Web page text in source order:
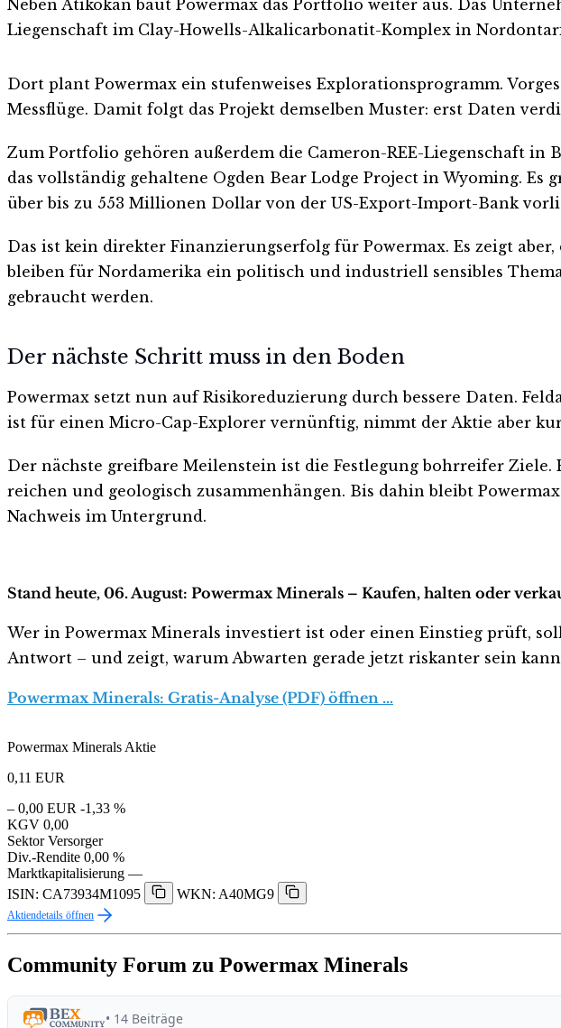
Neben Atikokan baut Powermax das Portfolio weiter aus. Das
Liegenschaft im Clay-Howells-Alkalicarbonatit-Komplex in
Dort plant Powermax ein stufenweises Explorationsprogramm.
Messflüge. Damit folgt das Projekt demselben Muster: erst Daten
Zum Portfolio gehören außerdem die Cameron-REE-Liegenschaft
das vollständig gehaltene Ogden Bear Lodge Project in Wyoming.
über bis zu 553 Millionen Dollar von der US-Export-Import-Bank
Das ist kein direkter Finanzierungserfolg für Powermax. Es zeigt
bleiben für Nordamerika ein politisch und industriell sensibles
gebraucht werden.
Der nächste Schritt muss in den Boden
Powermax setzt nun auf Risikoreduzierung durch bessere Daten.
ist für einen Micro-Cap-Explorer vernünftig, nimmt der Aktie aber
Der nächste greifbare Meilenstein ist die Festlegung bohrreifer
reichen und geologisch zusammenhängen. Bis dahin bleibt
Nachweis im Untergrund.
Stand heute, 06. August: Powermax Minerals – Kaufen, halten oder
Wer in Powermax Minerals investiert ist oder einen Einstieg prüft,
Antwort – und zeigt, warum Abwarten gerade jetzt riskanter sein
Powermax Minerals: Gratis-Analyse (PDF) öffnen …
Powermax Minerals Aktie
0,11 EUR
– 0,00 EUR -1,33 %
KGV 0,00
Sektor Versorger
Div.-Rendite 0,00 %
Marktkapitalisierung —
ISIN: CA73934M1095
WKN: A40MG9
Aktiendetails öffnen
Community Forum zu Powermax Minerals